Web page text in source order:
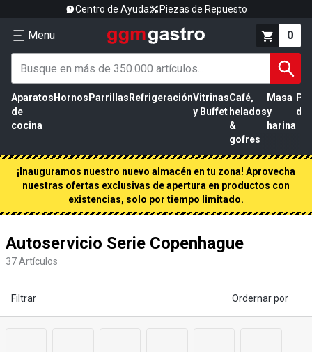
Centro de Ayuda Piezas de Repuesto
Menu 0
Aparatos
de
cocina
Hornos Parrillas RefrigeraciónVitrinas
y Buffet
Café,
helados
&
gofres
Masa
y
harina
de
¡Inauguramos nuestro nuevo almacén en tu zona! Aprovecha
nuestras ofertas exclusivas de apertura en productos con
existencias, solo por tiempo limitado.
Autoservicio Serie Copenhague
37Artículos
Filtrar Ordernar por